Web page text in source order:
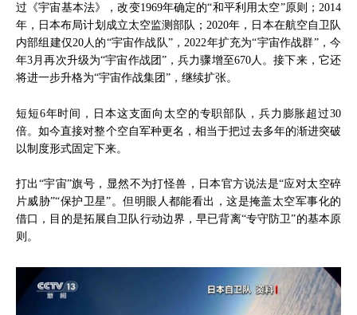
过《宇宙基本法》，改变1969年确定的“和平利用太空”原则；2014
年，日本布局计划成立太空监测部队；2020年，日本在航空自卫队
内部组建仅20人的“宇宙作战队”，2022年扩充为“宇宙作战群”，今
年3月再次升级为“宇宙作战团”，兵力骤增至670人。接下来，它还
将进一步升格为“宇宙作战集团”，继续扩张。
短短6年时间，日本这支面向太空的专职部队，兵力膨胀超过30
倍。如今直接对整个空自军种更名，相当于把过去多年的渐进突破
以制度形式固定下来。
打出“宇宙”旗号，显然不为打怪兽，日本官方说法是“应对太空碎
片威胁”“保护卫星”。但明眼人都能看出，这是掩盖太空军事化的
借口，目的是拓展自卫队行动边界，早已背离“专守防卫”的基本原
则。